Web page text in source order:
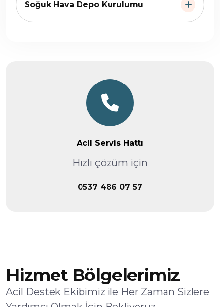
Soğuk Hava Depo Kurulumu
Acil Servis Hattı
Hızlı çözüm için
0537 486 07 57
Hizmet Bölgelerimiz
Acil Destek Ekibimiz ile Her Zaman Sizlere